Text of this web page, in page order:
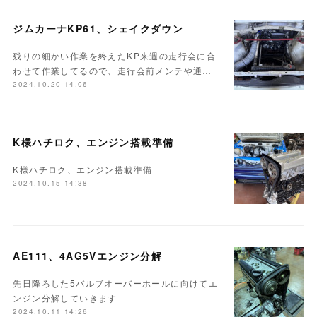
ジムカーナKP61、シェイクダウン
残りの細かい作業を終えたKP来週の走行会に合
わせて作業してるので、走行会前メンテや通…
2024.10.20 14:06
K様ハチロク、エンジン搭載準備
K様ハチロク、エンジン搭載準備
2024.10.15 14:38
AE111、4AG5Vエンジン分解
先日降ろした5バルブオーバーホールに向けてエ
ンジン分解していきます
2024.10.11 14:26